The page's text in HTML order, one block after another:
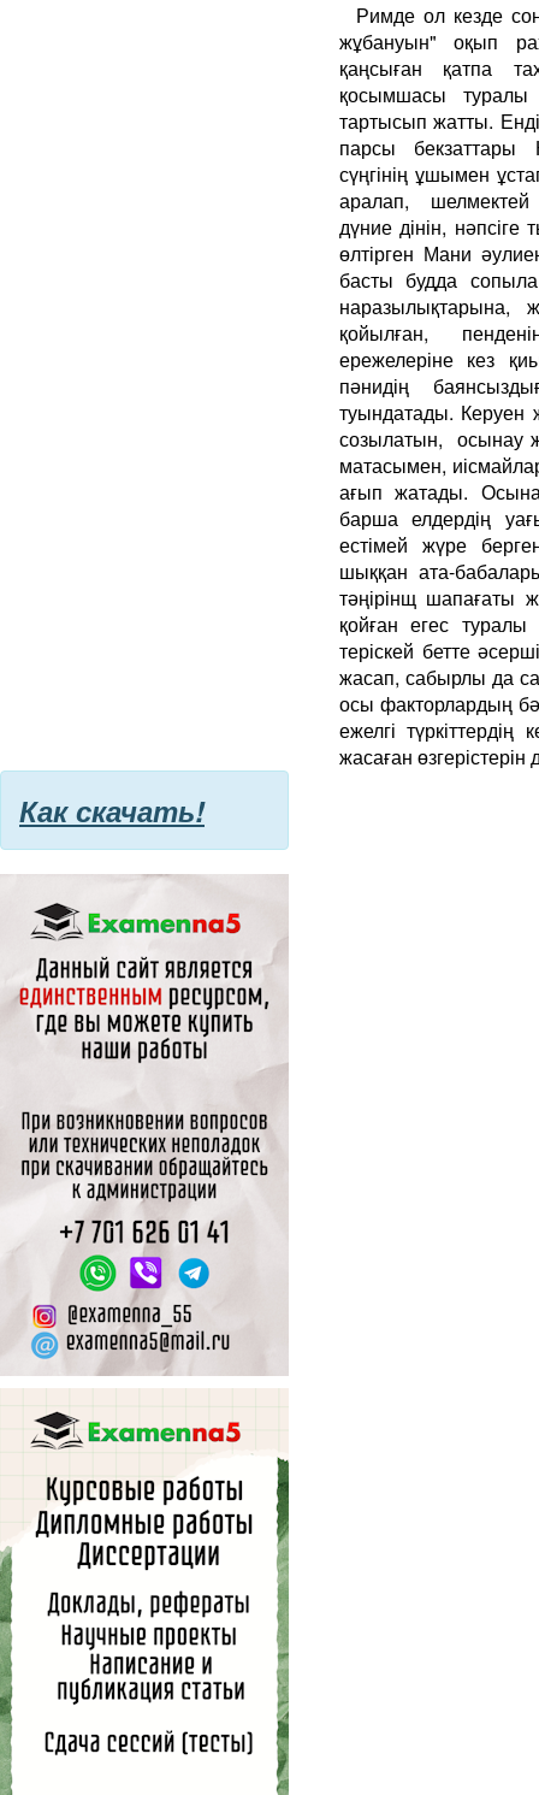
Римде ол кезде
жұбануын" оқып
қаңсыған қатпа
қосымшасы туралы
тартысып жатты.
парсы
сүңгінің ұшымен
аралап,
дүние дінін,
өлтірген Мани
басты будда
қойылған,
ережелеріне кез
пәнидің
туындатады. Керуен
созылатын, осынау
матасымен,
ағып жатады.
барша елдердің
естімей жүре
шыққан ата-
тәңірінщ шапағаты
қойған егес
теріскей бетте
жасап, сабырлы да
осы факторлардың
ежелгі
жасаған
Как скачать!